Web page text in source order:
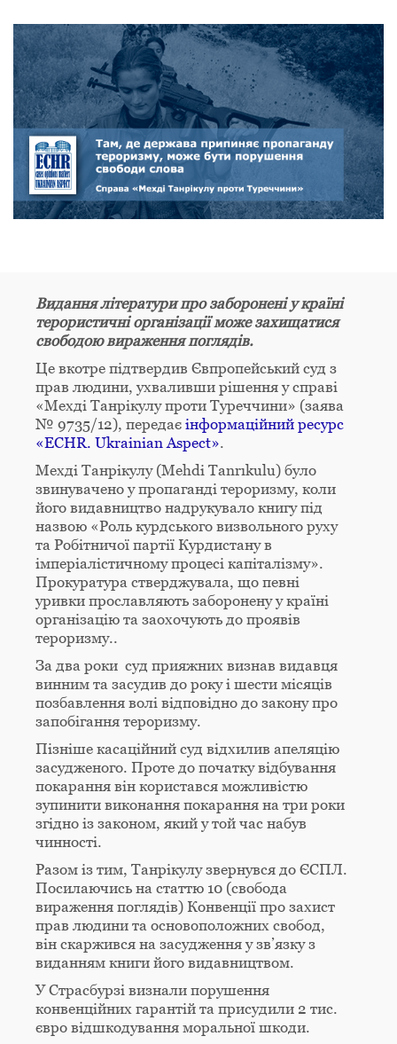
Видання літератури про заборонені у країні
терористичні організації може захищатися
свободою вираження поглядів.
Це вкотре підтвердив Євпропейський суд з
прав людини, ухваливши рішення у справі
«Мехді Танрікулу проти Туреччини» (заява
№ 9735/12), передає інформаційний ресурс
«ECHR. Ukrainian Aspect».
Мехді Танрікулу (Mehdi Tanrıkulu) було
звинувачено у пропаганді тероризму, коли
його видавництво надрукувало книгу під
назвою «Роль курдського визвольного руху
та Робітничої партії Курдистану в
імперіалістичному процесі капіталізму».
Прокуратура стверджувала, що певні
уривки прославляють заборонену у країні
організацію та заохочують до проявів
тероризму..
За два роки суд прияжних визнав видавця
винним та засудив до року і шести місяців
позбавлення волі відповідно до закону про
запобігання тероризму.
Пізніше касаційний суд відхилив апеляцію
засудженого. Проте до початку відбування
покарання він користався можливістю
зупинити виконання покарання на три роки
згідно із законом, який у той час набув
чинності.
Разом із тим, Танрікулу звернувся до ЄСПЛ.
Посилаючись на статтю 10 (свобода
вираження поглядів) Конвенції про захист
прав людини та основоположних свобод,
він скаржився на засудження у зв’язку з
виданням книги його видавництвом.
У Страсбурзі визнали порушення
конвенційних гарантій та присудили 2 тис.
євро відшкодування моральної шкоди.